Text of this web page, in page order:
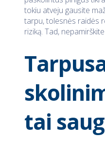
tokiu atveju gausite
tarpu, tolesnės raidės
riziką. Tad,
tai